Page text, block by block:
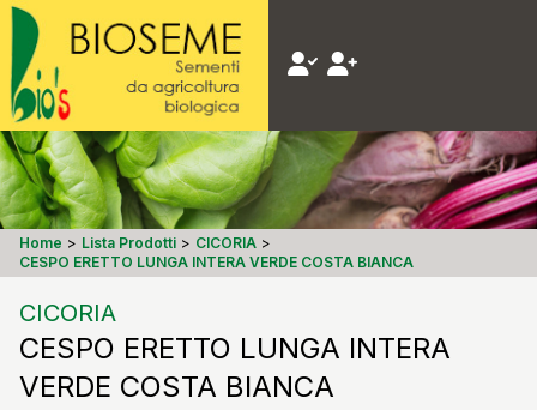
Home > Lista Prodotti > CICORIA >
CESPO ERETTO LUNGA INTERA VERDE COSTA BIANCA
CICORIA
CESPO ERETTO LUNGA INTERA
VERDE COSTA BIANCA